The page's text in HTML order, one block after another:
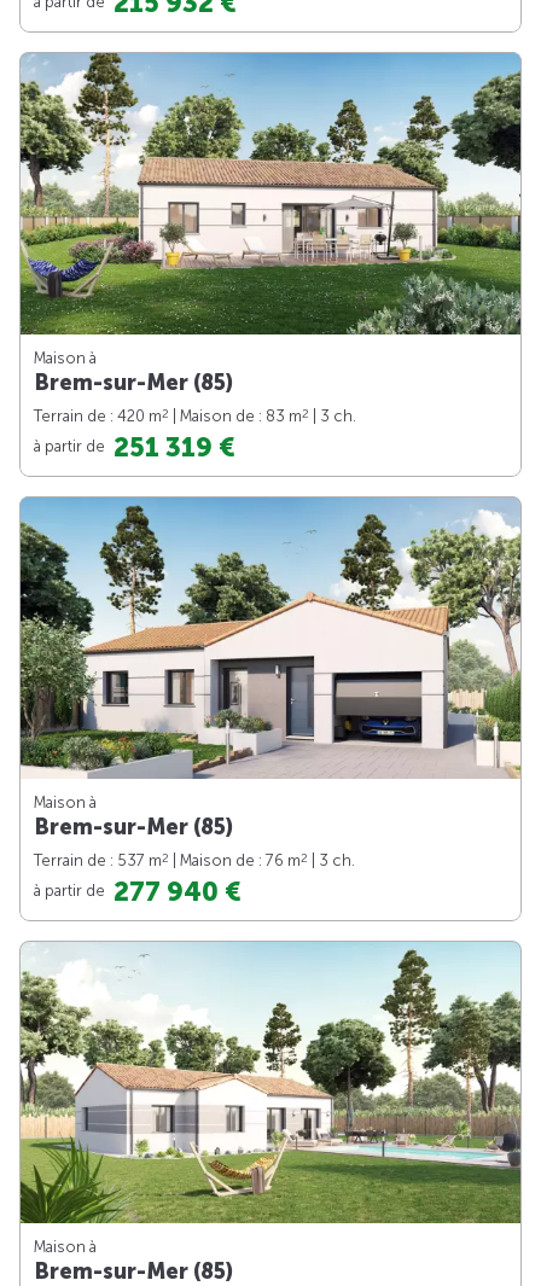
Maison à
Brem-sur-Mer (85)
Terrain de : 420 m2 | Maison de : 83 m2
| 3 ch.
à partir de 251 319 €
Maison à
Brem-sur-Mer (85)
Terrain de : 537 m2 | Maison de : 76 m2
| 3 ch.
à partir de 277 940 €
Maison à
Brem-sur-Mer (85)